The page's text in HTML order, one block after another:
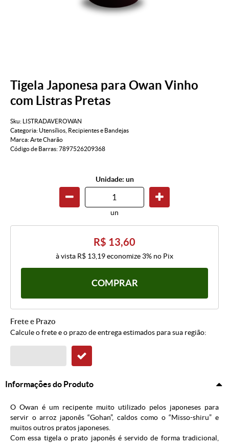
Tigela Japonesa para Owan Vinho
com Listras Pretas
Sku:
LISTRADAVEROWAN
Categoria: Utensílios Recipientes e Bandejas
Marca:Arte Charão
Código de Barras:7897526209368
Unidade: un
un
R$ 13,60
à vista R$ 13,19economize 3% no Pix
COMPRAR
Frete e Prazo
Calcule o frete e o prazo de entrega estimados para sua região:
Informações do Produto
O Owan é um recipente muito utilizado pelos japoneses para
servir o arroz japonês “Gohan”, caldos como o “Misso-shiru” e
muitos outros pratos japoneses.
Com essa tigela o prato japonês é servido de forma tradicional,